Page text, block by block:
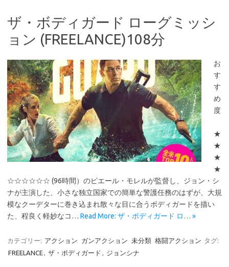
ザ・ボディガード ローグミッシ
ョン (FREELANCE)108分
お
す
す
め
度
★
★
★
★
☆☆☆☆☆☆ (96時間）のピエール・モレルが監督し、ジョン・シ
ナが主演した、小さな独立国家での簡単な警護任務のはずが、大規
模なクーデターに巻き込まれ散々な目に合うボディガードを描い
た、程良く軽妙なコ… Read More: ザ・ボディガード ロ… »
カテゴリー: アクション ガンアクション 未分類 格闘アクション タグ:
FREELANCE, ザ・ボディガード , ジョンシナ